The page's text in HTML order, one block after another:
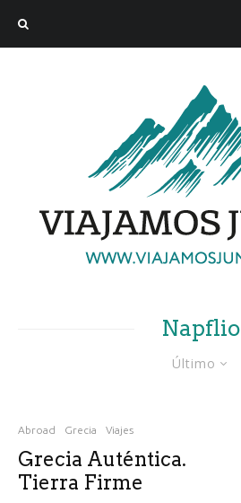
Napflio
Último
Abroad Grecia Viajes
Grecia Auténtica.
Tierra Firme